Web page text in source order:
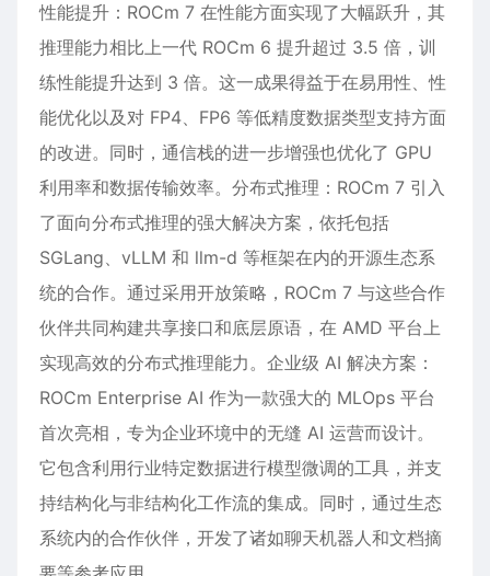
性能提升：ROCm 7 在性能方面实现了大幅跃升，其
推理能力相比上一代 ROCm 6 提升超过 3.5 倍，训
练性能提升达到 3 倍。这一成果得益于在易用性、性
能优化以及对 FP4、FP6 等低精度数据类型支持方面
的改进。同时，通信栈的进一步增强也优化了 GPU
利用率和数据传输效率。分布式推理：ROCm 7 引入
了面向分布式推理的强大解决方案，依托包括
SGLang、vLLM 和 llm-d 等框架在内的开源生态系
统的合作。通过采用开放策略，ROCm 7 与这些合作
伙伴共同构建共享接口和底层原语，在 AMD 平台上
实现高效的分布式推理能力。企业级 AI 解决方案：
ROCm Enterprise AI 作为一款强大的 MLOps 平台
首次亮相，专为企业环境中的无缝 AI 运营而设计。
它包含利用行业特定数据进行模型微调的工具，并支
持结构化与非结构化工作流的集成。同时，通过生态
系统内的合作伙伴，开发了诸如聊天机器人和文档摘